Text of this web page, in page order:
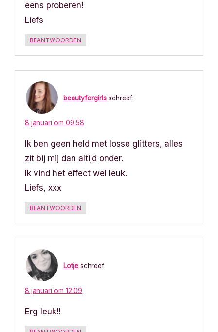
i
eens proberen!
Liefs
BEANTWOORDEN
beautyforgirls schreef:
8 januari om 09:58
Ik ben geen held met losse glitters, alles
zit bij mij dan altijd onder.
Ik vind het effect wel leuk.
Liefs, xxx
BEANTWOORDEN
Lotje schreef:
8 januari om 12:09
Erg leuk!!